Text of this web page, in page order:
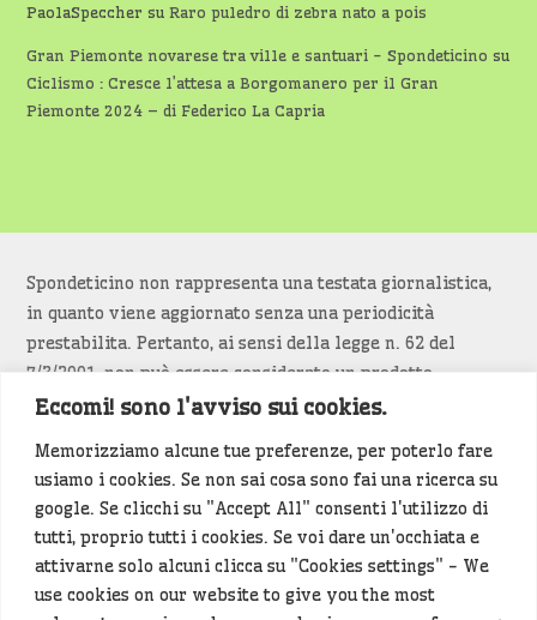
Eccomi! sono l'avviso sui cookies.
Memorizziamo alcune tue preferenze, per poterlo fare
usiamo i cookies. Se non sai cosa sono fai una ricerca su
google. Se clicchi su "Accept All" consenti l'utilizzo di
tutti, proprio tutti i cookies. Se voi dare un'occhiata e
attivarne solo alcuni clicca su "Cookies settings" - We
use cookies on our website to give you the most
PaolaSpeccher suRaro puledro di zebra nato a pois
Gran Piemonte novarese tra ville e santuari - Spondeticino su
Ciclismo : Cresce l’attesa a Borgomanero per il Gran
Piemonte 2024 – di Federico La Capria
Spondeticino non rappresenta una testata giornalistica,
in quanto viene aggiornato senza una periodicità
prestabilita. Pertanto, ai sensi della legge n. 62 del
7/3/2001, non può essere considerato un prodotto
editoriale.
Siamo attenti a non violare copyright e diritti
d’immagine. Se un contenuto è di tua proprietà e vuoi
richiederne la rimozionediccelo(<- clicca per inviarci un
messaggio).
Alcuni articoli sono generati in bozza rielaborando, con